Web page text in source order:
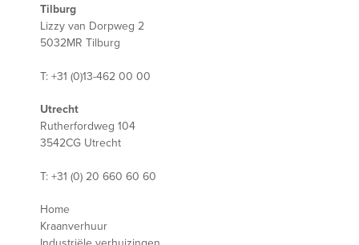
Tilburg
Lizzy van Dorpweg 2
5032MR Tilburg
T: +31 (0)13-462 00 00
Utrecht
Rutherfordweg 104
3542CG Utrecht
T: +31 (0) 20 660 60 60
Home
Kraanverhuur